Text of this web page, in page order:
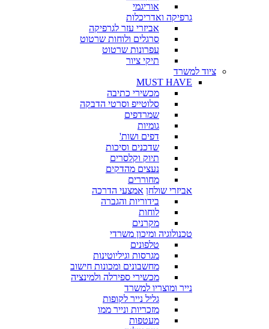
אוריגמי
גרפיקה ואדריכלות
אביזרי עזר לגרפיקה
סרגלים ולוחות שרטוט
עפרונות שרטוט
תיקי ציור
ציוד למשרד
MUST HAVE
מכשירי כתיבה
סלוטייפ וסרטי הדבקה
שמרדפים
גומיות
דפים ושות'
שדכנים וסיכות
תיוק וקלסרים
נעצים מהדקים
מחוררים
אביזרי שולחן אמצעי הדרכה
בידוריות והגברה
לוחות
מקרנים
טכנולוגיה ומיכון משרדי
טלפונים
מגרסות וגיליוטינות
מחשבונים ומכונות חישוב
מכשירי ספירלה ולמינציה
נייר ומוצריו למשרד
גליל נייר לקופות
מזכריות ונייר ממו
מעטפות